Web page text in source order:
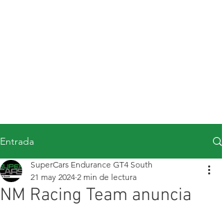
Entrada
NM Racing Team anuncia
SuperCars Endurance GT4 South
21 may 2024 2 min de lectura